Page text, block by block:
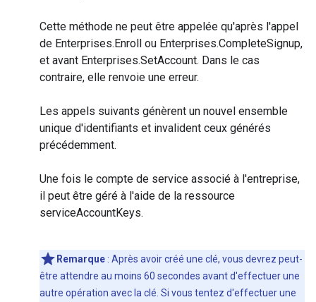
Cette méthode ne peut être appelée qu'après l'appel
de Enterprises.Enroll ou Enterprises.CompleteSignup,
et avant Enterprises.SetAccount. Dans le cas
contraire, elle renvoie une erreur.
Les appels suivants génèrent un nouvel ensemble
unique d'identifiants et invalident ceux générés
précédemment.
Une fois le compte de service associé à l'entreprise,
il peut être géré à l'aide de la ressource
serviceAccountKeys.
Remarque : Après avoir créé une clé, vous devrez peut-
être attendre au moins 60 secondes avant d'effectuer une
autre opération avec la clé. Si vous tentez d'effectuer une